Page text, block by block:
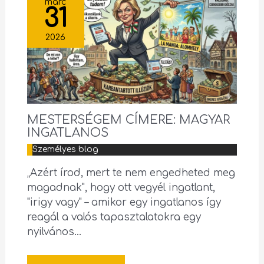
31
2026
MESTERSÉGEM CÍMERE: MAGYAR
INGATLANOS
Személyes blog
„Azért írod, mert te nem engedheted meg
magadnak", hogy ott vegyél ingatlant,
"irigy vagy" – amikor egy ingatlanos így
reagál a valós tapasztalatokra egy
nyilvános…